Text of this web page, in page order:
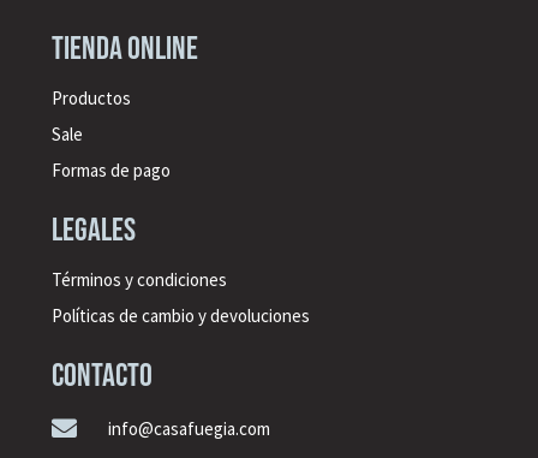
Tienda online
Productos
Sale
Formas de pago
legales
Términos y condiciones
Políticas de cambio y devoluciones
CONTACTO
 info@casafuegia.com